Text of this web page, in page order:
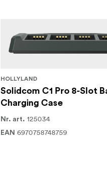
HOLLYLAND
Solidcom C1 Pro 8-Slot
Charging Case
Nr. art. 125034
EAN 6970758748759